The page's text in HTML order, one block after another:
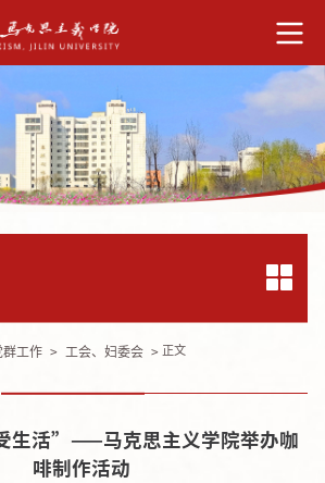
群工作 > 工会、妇委会 > 正文
生活”——马克思主义学院举办咖
啡制作活动